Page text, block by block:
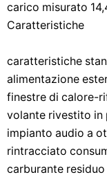
carico misurato
Caratteristiche
caratteristiche
alimentazione
finestre di calore-
volante rivestito in
impianto audio a
rintracciato
carburante